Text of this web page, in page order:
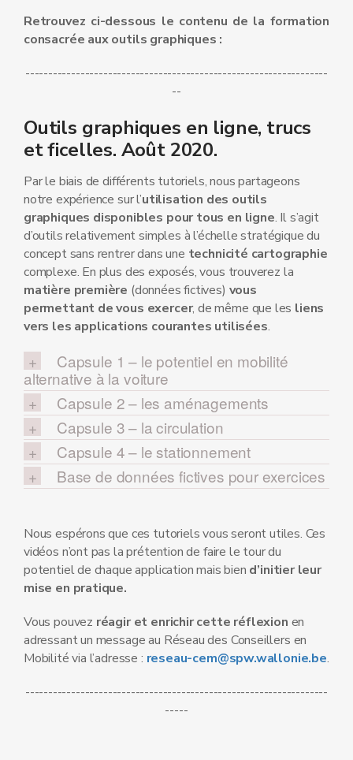
Retrouvez ci-dessous le contenu de la formation
consacrée aux outils graphiques :
------------------------------------------------------------------
--
Outils graphiques en ligne, trucs
et ficelles. Août 2020.
Par le biais de différents tutoriels, nous partageons
notre expérience sur l’utilisation des outils
graphiques disponibles pour tous en ligne. Il s’agit
d’outils relativement simples à l’échelle stratégique du
concept sans rentrer dans une technicité cartographie
complexe. En plus des exposés, vous trouverez la
matière première (données fictives) vous
permettant de vous exercer, de même que les liens
vers les applications courantes utilisées.
Capsule 1 – le potentiel en mobilité
alternative à la voiture
Capsule 2 – les aménagements
Capsule 3 – la circulation
Capsule 4 – le stationnement
Base de données fictives pour exercices
Nous espérons que ces tutoriels vous seront utiles. Ces
vidéos n’ont pas la prétention de faire le tour du
potentiel de chaque application mais bien d’initier leur
mise en pratique.
Vous pouvez réagir et enrichir cette réflexion en
adressant un message au Réseau des Conseillers en
Mobilité via l’adresse : reseau-cem@spw.wallonie.be.
------------------------------------------------------------------
-----